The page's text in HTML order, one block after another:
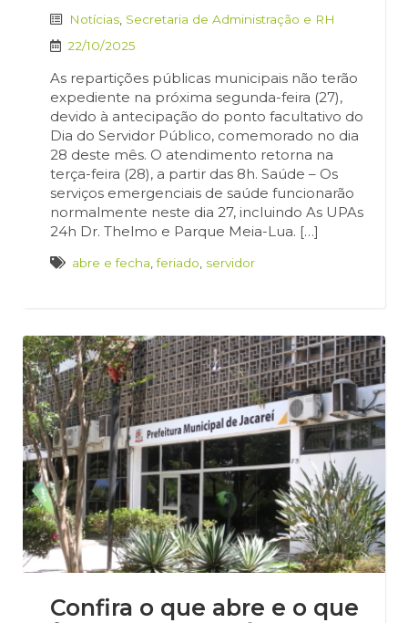
Notícias Secretaria de Administração e RH
22/10/2025
As repartições públicas municipais não terão
expediente na próxima segunda-feira (27),
devido à antecipação do ponto facultativo do
Dia do Servidor Público, comemorado no dia
28 deste mês. O atendimento retorna na
terça-feira (28), a partir das 8h. Saúde – Os
serviços emergenciais de saúde funcionarão
normalmente neste dia 27, incluindo As UPAs
24h Dr. Thelmo e Parque Meia-Lua. […]
abre e fecha ,feriado servidor
Confira o que abre e o que